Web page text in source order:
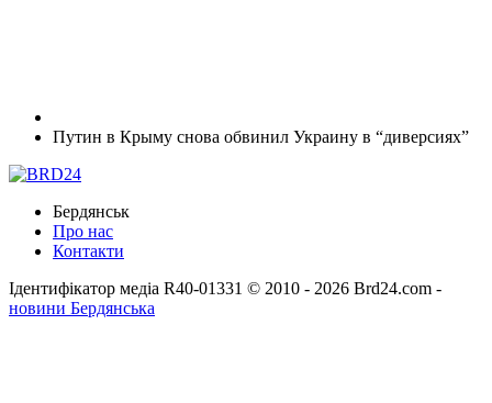
Путин в Крыму снова обвинил Украину в “диверсиях”
Бердянськ
Про нас
Контакти
Ідентифікатор медіа R40-01331 © 2010 - 2026 Brd24.com -
новини Бердянська